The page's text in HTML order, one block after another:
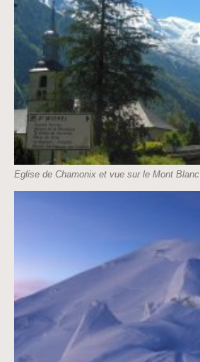
Eglise de Chamonix et vue sur le Mont Blanc